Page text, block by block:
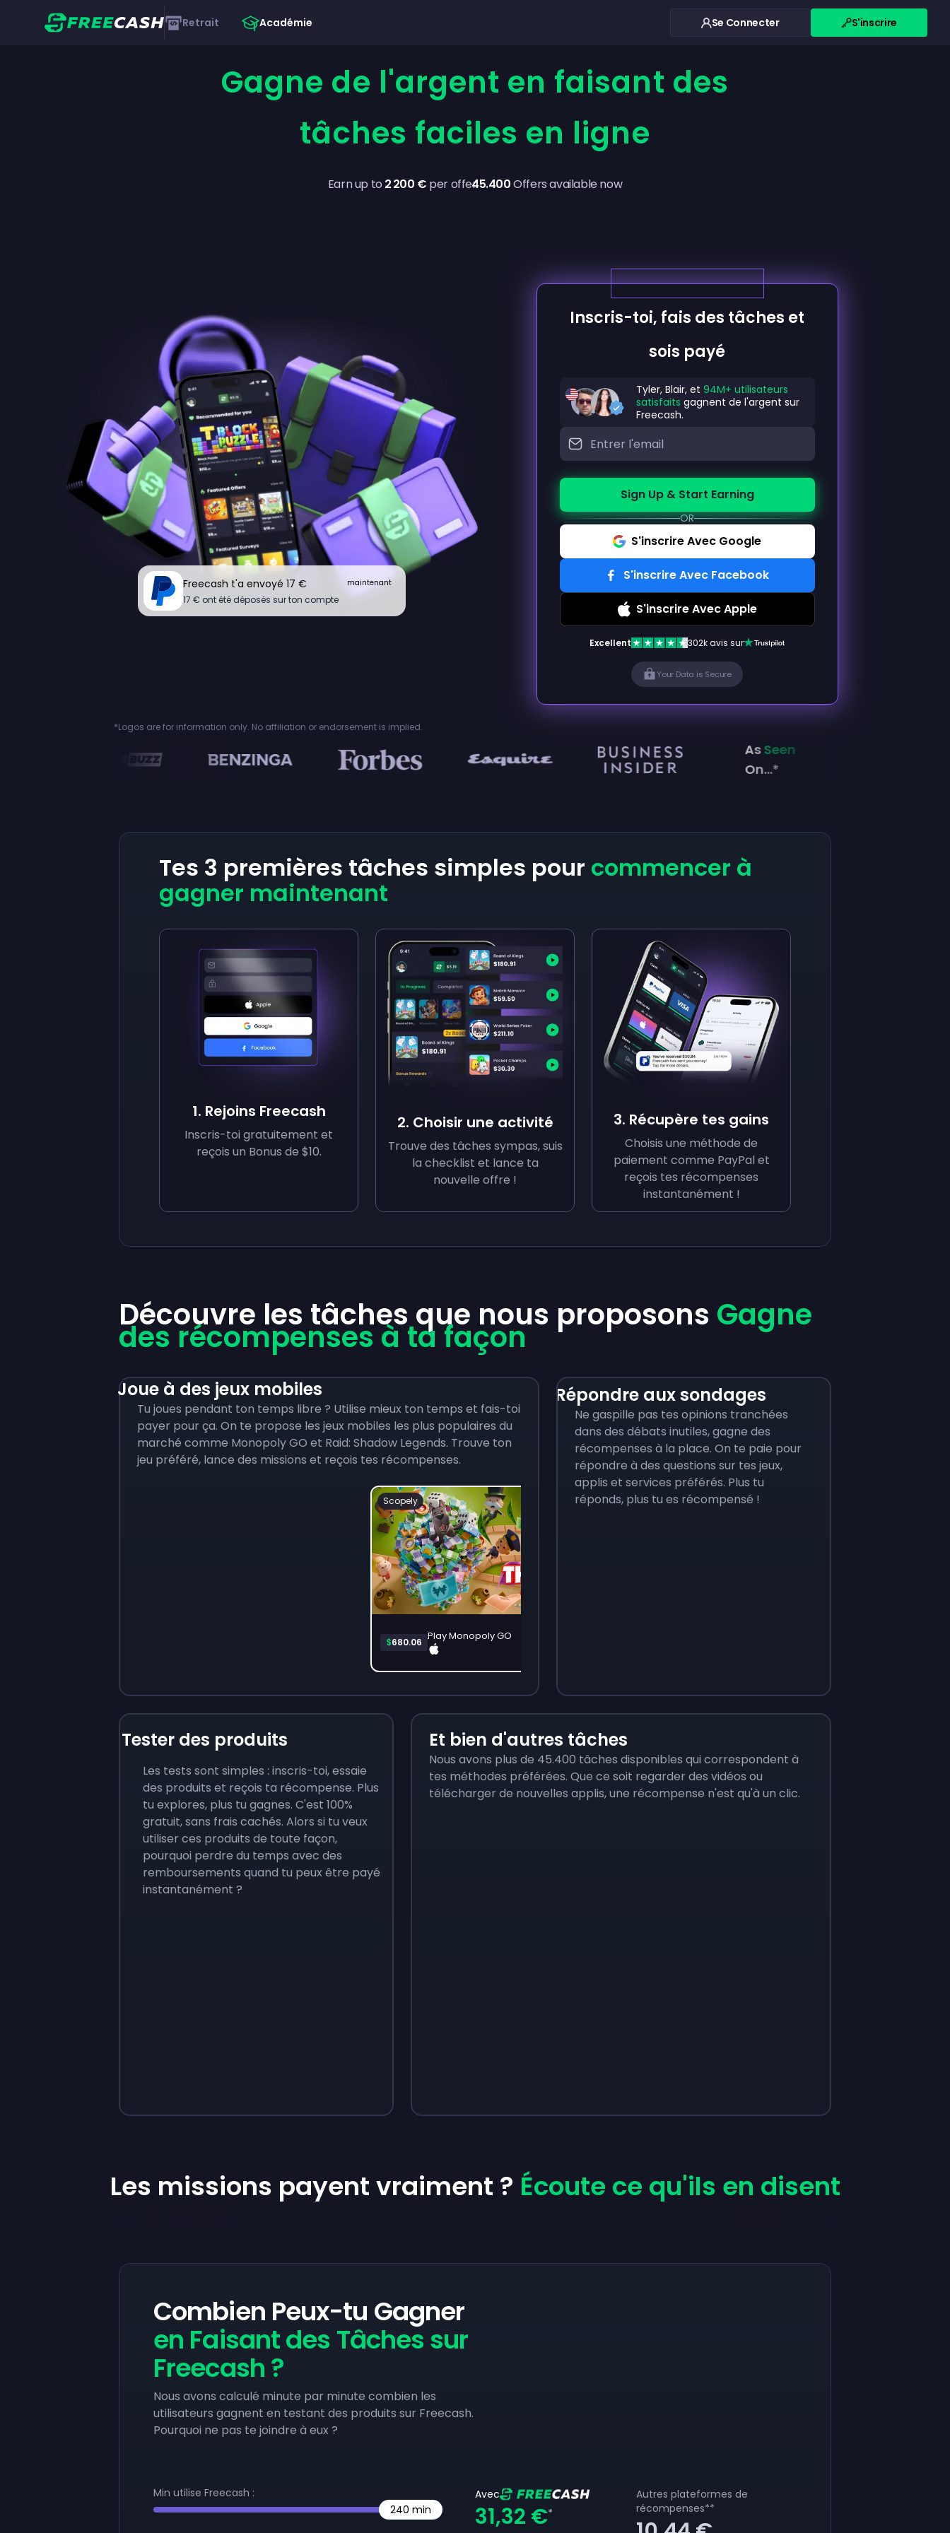
Retrait Académie Se Connecter S'inscrire
Gagne de l'argent en faisant des
tâches faciles en ligne
Earn up to 2 200 € per offer45.400Offers available now
Freecash t'a envoyé 17 €
17 € ont été déposés sur ton compte
maintenant
Inscris-toi, fais des tâches et
sois payé
Tyler, Blair, et 94M+ utilisateurs
satisfaits gagnent de l'argent sur
Freecash.
Sign Up & Start Earning
OR
S'inscrire Avec Google
S'inscrire Avec Facebook
S'inscrire Avec Apple
Excellent 302k avis sur
Your Data is Secure
*Logos are for information only. No affiliation or endorsement is implied.
AsSeen
On...*
Tes 3 premières tâches simples pour commencer à
gagner maintenant
1. Rejoins Freecash
Inscris-toi gratuitement et
reçois un Bonus de $10.
2. Choisir une activité
Trouve des tâches sympas, suis
la checklist et lance ta
nouvelle offre !
3. Récupère tes gains
Choisis une méthode de
paiement comme PayPal et
reçois tes récompenses
instantanément !
Découvre les tâches que nous proposons Gagne
des récompenses à ta façon
Joue à des jeux mobiles
Tu joues pendant ton temps libre ? Utilise mieux ton temps et fais-toi
payer pour ça. On te propose les jeux mobiles les plus populaires du
marché comme Monopoly GO et Raid: Shadow Legends. Trouve ton
jeu préféré, lance des missions et reçois tes récompenses.
Scopely
$680.06 Play Monopoly GO
Dream Games
Répondre aux sondages
Ne gaspille pas tes opinions tranchées
dans des débats inutiles, gagne des
récompenses à la place. On te paie pour
répondre à des questions sur tes jeux,
applis et services préférés. Plus tu
réponds, plus tu es récompensé !
Tester des produits
Les tests sont simples : inscris-toi, essaie
des produits et reçois ta récompense. Plus
tu explores, plus tu gagnes. C'est 100%
gratuit, sans frais cachés. Alors si tu veux
utiliser ces produits de toute façon,
pourquoi perdre du temps avec des
remboursements quand tu peux être payé
instantanément ?
Et bien d'autres tâches
Nous avons plus de 45.400 tâches disponibles qui correspondent à
tes méthodes préférées. Que ce soit regarder des vidéos ou
télécharger de nouvelles applis, une récompense n'est qu'à un clic.
Les missions payent vraiment ? Écoute ce qu'ils en disent
Combien Peux-tu Gagner
en Faisant des Tâches sur
Freecash ?
Nous avons calculé minute par minute combien les
utilisateurs gagnent en testant des produits sur Freecash.
Pourquoi ne pas te joindre à eux ?
Min utilise Freecash :
240 min
Avec
31,32 €*
Autres plateformes de
récompenses**